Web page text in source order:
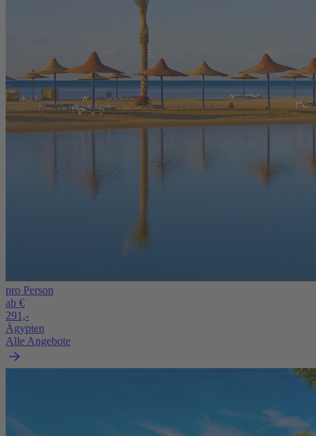
pro Person
ab €
291,-
Ägypten
Alle Angebote